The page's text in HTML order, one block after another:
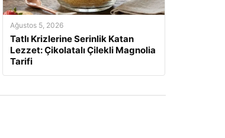
Ağustos 5, 2026
Tatlı Krizlerine Serinlik Katan
Lezzet: Çikolatalı Çilekli Magnolia
Tarifi